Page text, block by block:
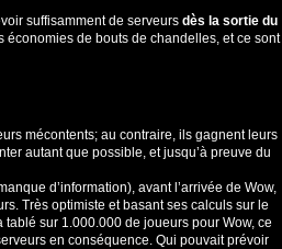
suffisamment de serveurs dès la sortie du
économies de bouts de chandelles, et ce sont
mécontents; au contraire, ils gagnent leurs
autant que possible, et jusqu’à preuve du
d’information), avant l’arrivée de Wow,
Très optimiste et basant ses calculs sur le
sur 1.000.000 de joueurs pour Wow, ce
en conséquence. Qui pouvait prévoir